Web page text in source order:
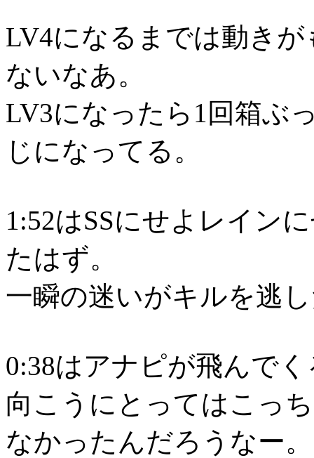
LV4になるまでは動き
ないなあ。
LV3になったら1回箱ぶ
じになってる。
1:52はSSにせよレイン
たはず。
一瞬の迷いがキルを逃
0:38はアナピが飛んで
向こうにとってはこっ
なかったんだろうなー。